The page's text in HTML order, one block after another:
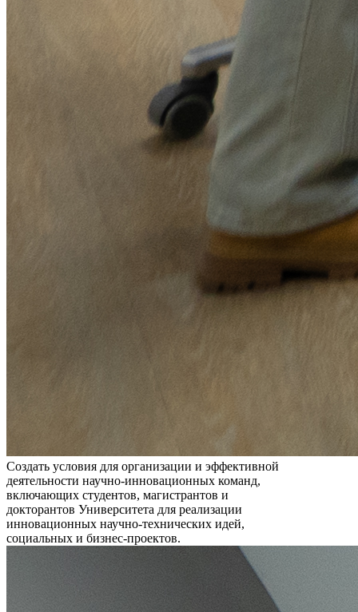
Создать условия для организации и эффективной
деятельности научно-инновационных команд,
включающих студентов, магистрантов и
докторантов Университета для реализации
инновационных научно-технических идей,
социальных и бизнес-проектов.